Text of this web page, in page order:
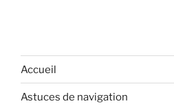
Accueil
Astuces de navigation